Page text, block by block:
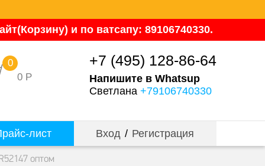
и по ватсапу: 89106740330.
0 Р
0 +7 (495) 128-86-64
Напишите в Whatsup
Светлана +79106740330
лист Вход / Регистрация
оптом